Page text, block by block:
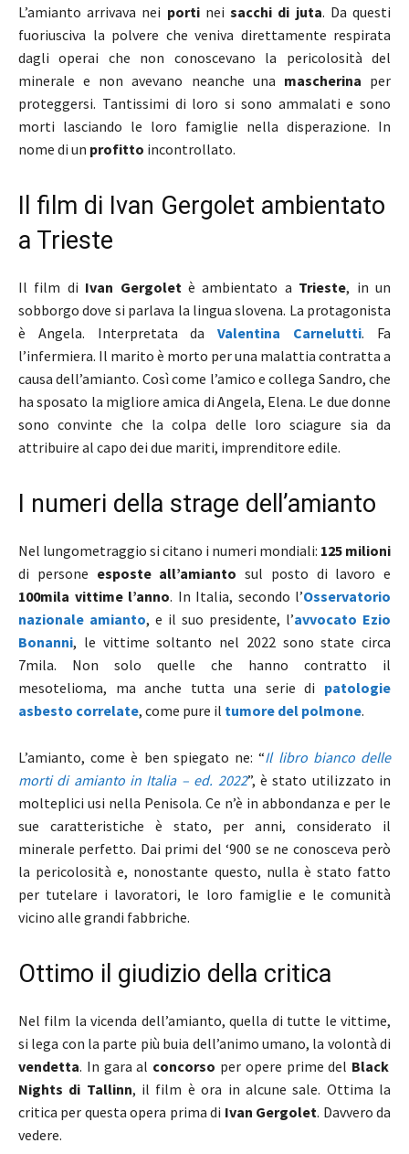
L’amianto arrivava nei portineisacchi di juta. Da questi
fuoriusciva la polvere che veniva direttamente respirata
dagli operai che non conoscevano la pericolosità del
minerale e non avevano neanche una mascherina per
proteggersi. Tantissimi di loro si sono ammalati e sono
morti lasciando le loro famiglie nella disperazione. In
nome di un profitto incontrollato.
Il film di Ivan Gergolet ambientato
a Trieste
Il film di Ivan Gergoletè ambientato a Trieste, in un
sobborgo dove si parlava la lingua slovena. La protagonista
è Angela. Interpretata daValentina Carnelutti. Fa
l’infermiera. Il marito è morto per una malattia contratta a
causa dell’amianto. Così come l’amico e collega Sandro, che
ha sposato la migliore amica di Angela, Elena. Le due donne
sono convinte che la colpa delle loro sciagure sia da
attribuire al capo dei due mariti, imprenditore edile.
I numeri della strage dell’amianto
Nel lungometraggio si citano i numeri mondiali: 125 milioni
di persone esposte all’amianto sul posto di lavoro e
100mila vittime l’anno. In Italia, secondo l’Osservatorio
nazionale amianto, e il suo presidente, l’avvocato Ezio
Bonanni, le vittime soltanto nel 2022 sono state circa
7mila. Non solo quelle che hanno contratto il
mesotelioma, ma anche tutta una serie di patologie
asbesto correlate, come pure il tumore del polmone.
L’amianto, come è ben spiegato ne: “Il libro bianco delle
morti di amianto in Italia – ed. 2022”, è stato utilizzato in
molteplici usi nella Penisola. Ce n’è in abbondanza e per le
sue caratteristiche è stato, per anni, considerato il
minerale perfetto. Dai primi del ‘900 se ne conosceva però
la pericolosità e, nonostante questo, nulla è stato fatto
per tutelare i lavoratori, le loro famiglie e le comunità
vicino alle grandi fabbriche.
Ottimo il giudizio della critica
Nel film la vicenda dell’amianto, quella di tutte le vittime,
si lega con la parte più buia dell’animo umano, la volontà di
vendetta. In gara al concorso per opere prime del Black
Nights di Tallinn, il film è ora in alcune sale. Ottima la
critica per questa opera prima di Ivan Gergolet. Davvero da
vedere.